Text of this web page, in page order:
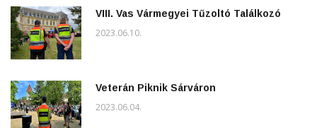
VIII. Vas Vármegyei Tűzoltó Találkozó
2023.06.10.
Veterán Piknik Sárváron
2023.06.04.